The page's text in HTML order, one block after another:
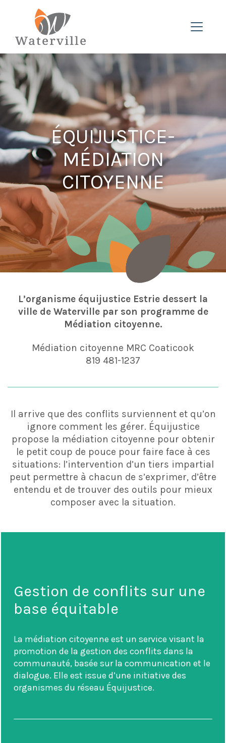
ÉQUIJUSTICE-
MÉDIATION
CITOYENNE
L’organisme équijustice Estrie dessert la
ville de Waterville par son programme de
Médiation citoyenne.
Médiation citoyenne MRC Coaticook
819 481-1237
Il arrive que des conflits surviennent et qu’on
ignore comment les gérer. Équijustice
propose la médiation citoyenne pour obtenir
le petit coup de pouce pour faire face à ces
situations: l’intervention d’un tiers impartial
peut permettre à chacun de s’exprimer, d’être
entendu et de trouver des outils pour mieux
composer avec la situation.
Gestion de conflits sur une
base équitable
La médiation citoyenne est un service visant la
promotion de la gestion des conflits dans la
communauté, basée sur la communication et le
dialogue. Elle est issue d’une initiative des
organismes du réseau Équijustice.